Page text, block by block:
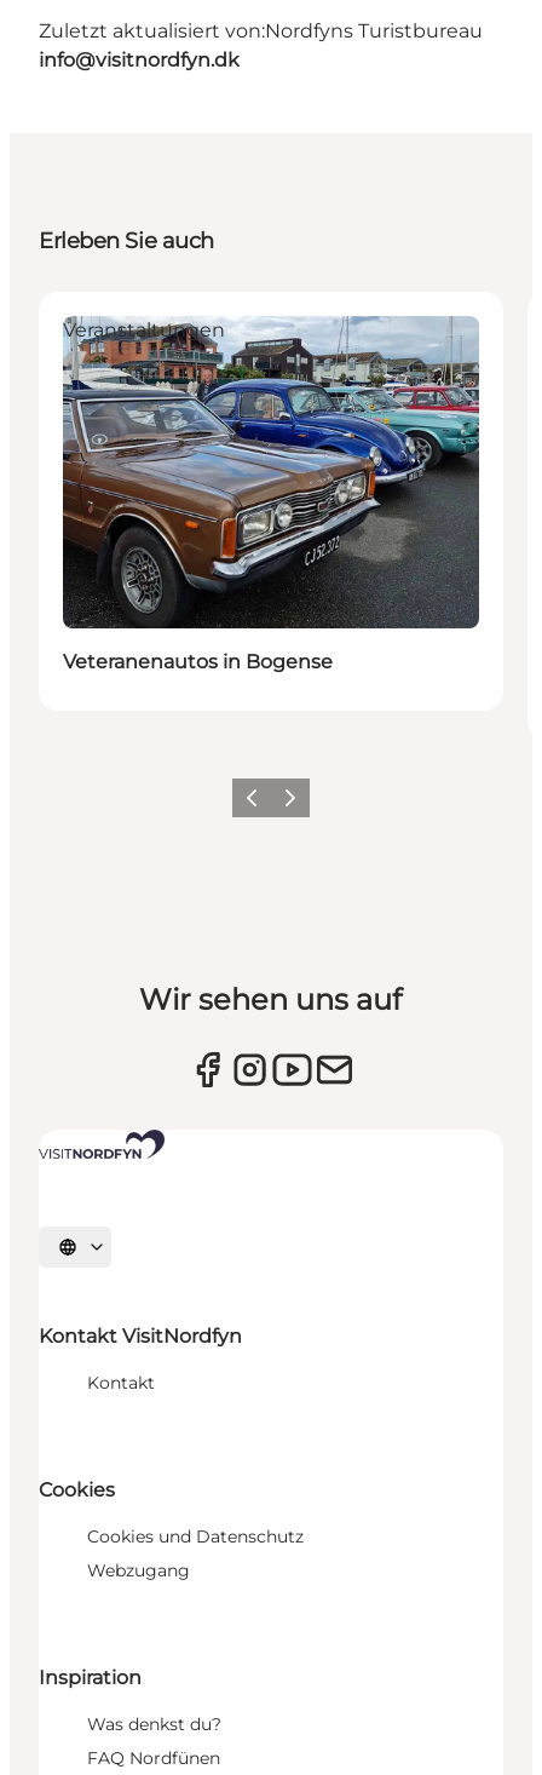
Zuletzt aktualisiert von:Nordfyns Turistbureau
info@visitnordfyn.dk
Erleben Sie auch
Veranstaltungen
Veteranenautos in Bogense
Vorherige Folie
Nächste Folie
Wir sehen uns auf
Sprache auswählen
Kontakt VisitNordfyn
Kontakt
Cookies
Cookies und Datenschutz
Webzugang
Inspiration
Was denkst du?
FAQ Nordfünen